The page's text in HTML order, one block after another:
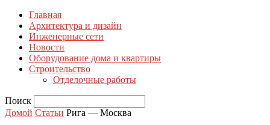
Главная
Архитектура и дизайн
Инженерные сети
Новости
Оборудование дома и квартиры
Строительство
Отделочные работы
Поиск
Домой Статьи Рига — Москва